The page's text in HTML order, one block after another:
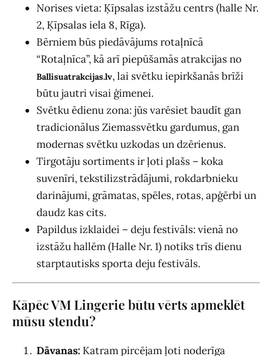
Norises vieta: Ķīpsalas izstāžu centrs (halle Nr.
2, Ķīpsalas iela 8, Rīga).
Bērniem būs piedāvājums rotaļnīcā
“Rotaļnīca”, kā arī piepūšamās atrakcijas no
Ballisuat­rakcijas.lv, lai svētku iepirkšanās brīži
būtu jautri visai ģimenei.
Svētku ēdienu zona: jūs varēsiet baudīt gan
tradicionālus Ziemassvētku gardumus, gan
modernas svētku uzkodas un dzērienus.
Tirgotāju sortiments ir ļoti plašs – koka
suvenīri, tekstilizstrādājumi, rokdarbnieku
darinājumi, grāmatas, spēles, rotas, apģērbi un
daudz kas cits.
Papildus izklaidei – deju festivāls: vienā no
izstāžu hallēm (Halle Nr. 1) notiks trīs dienu
starptautisks sporta deju festivāls.
Kāpēc VM Lingerie būtu vērts apmeklēt
mūsu stendu?
Dāvanas: Katram pircējam ļoti noderīga